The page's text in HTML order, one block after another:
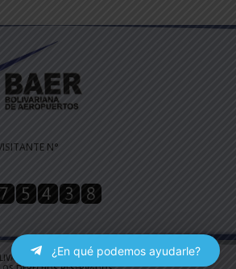
N°
DE AEROPUERTOS | TODOS
¿En qué podemos ayudarle?